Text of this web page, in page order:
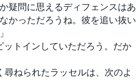
疑問に思えるディフェンスはあ
かっただろうね。彼を追い抜い
ットインしていただろう。だか
ねられたラッセルは、次のよ